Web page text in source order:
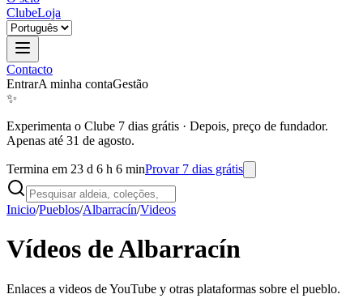
ClubeLoja
Contacto
EntrarA minha contaGestão
✨
Experimenta o Clube 7 dias grátis · Depois, preço de fundador.
Apenas até 31 de agosto.
Termina em 23 d 6 h 6 minProvar 7 dias grátis
Inicio/Pueblos/Albarracín/Videos
Vídeos de Albarracín
Enlaces a videos de YouTube y otras plataformas sobre el pueblo.